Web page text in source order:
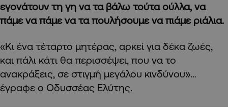
εγονάτουν τη γη να τα βάλω τούτα ούλλα, να
πάμε να πάμε να τα πουλήσουμε να πιάμε ριάλια.
«Κι ένα τέταρτο μητέρας, αρκεί για δέκα ζωές,
και πάλι κάτι θα περισσέψει, που να το
ανακράξεις, σε στιγμή μεγάλου κινδύνου»…
έγραφε ο Οδυσσέας Ελύτης.